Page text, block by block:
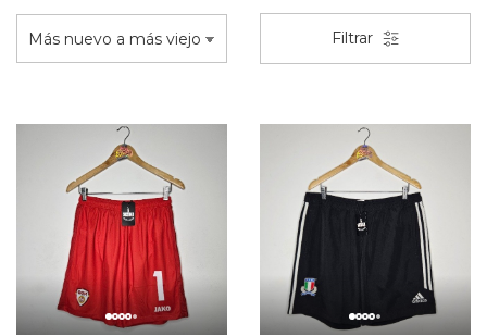
Filtrar